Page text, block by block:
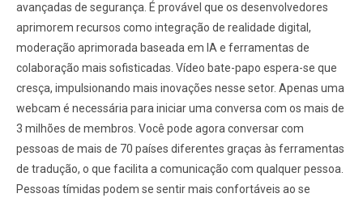
avançadas de segurança. É provável que os desenvolvedores
aprimorem recursos como integração de realidade digital,
moderação aprimorada baseada em IA e ferramentas de
colaboração mais sofisticadas. Vídeo bate-papo espera-se que
cresça, impulsionando mais inovações nesse setor. Apenas uma
webcam é necessária para iniciar uma conversa com os mais de
3 milhões de membros. Você pode agora conversar com
pessoas de mais de 70 países diferentes graças às ferramentas
de tradução, o que facilita a comunicação com qualquer pessoa.
Pessoas tímidas podem se sentir mais confortáveis ao se